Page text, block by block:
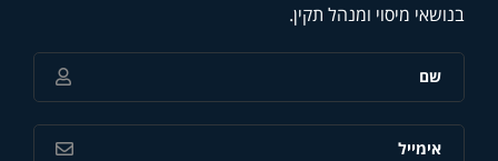
בנושאי מיסוי ומנהל תקין.